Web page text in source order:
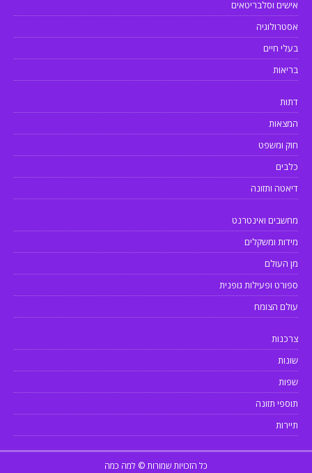
אישים וסלבריטאים
אסטרולוגיה
בעלי חיים
בריאות
דתות
המצאות
חוק ומשפט
כלבים
דיאטה ותזונה
מחשבים ואינטרנט
מידות ומשקלים
מן העולם
ספורט ופעילות גופנית
עולם הצומח
צרכנות
שונות
שפות
תוספי תזונה
תיירות
כל הזכויות שמורות © למה כמה